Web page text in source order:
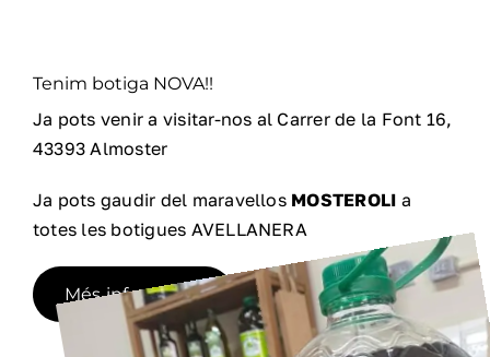
Tenim botiga NOVA!!
Ja pots venir a visitar-nos al Carrer de la Font 16,
43393 Almoster
Ja pots gaudir del maravellos MOSTEROLI a
totes les botigues AVELLANERA
Més informació